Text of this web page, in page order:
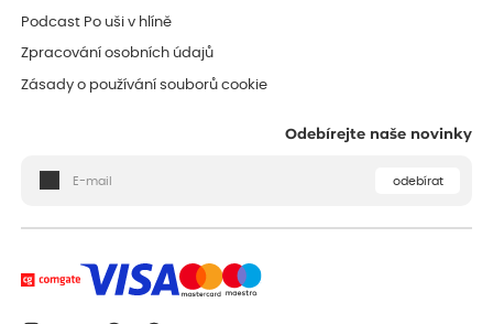
Podcast Po uši v hlíně
Zpracování osobních údajů
Zásady o používání souborů cookie
Odebírejte naše novinky
odebírat